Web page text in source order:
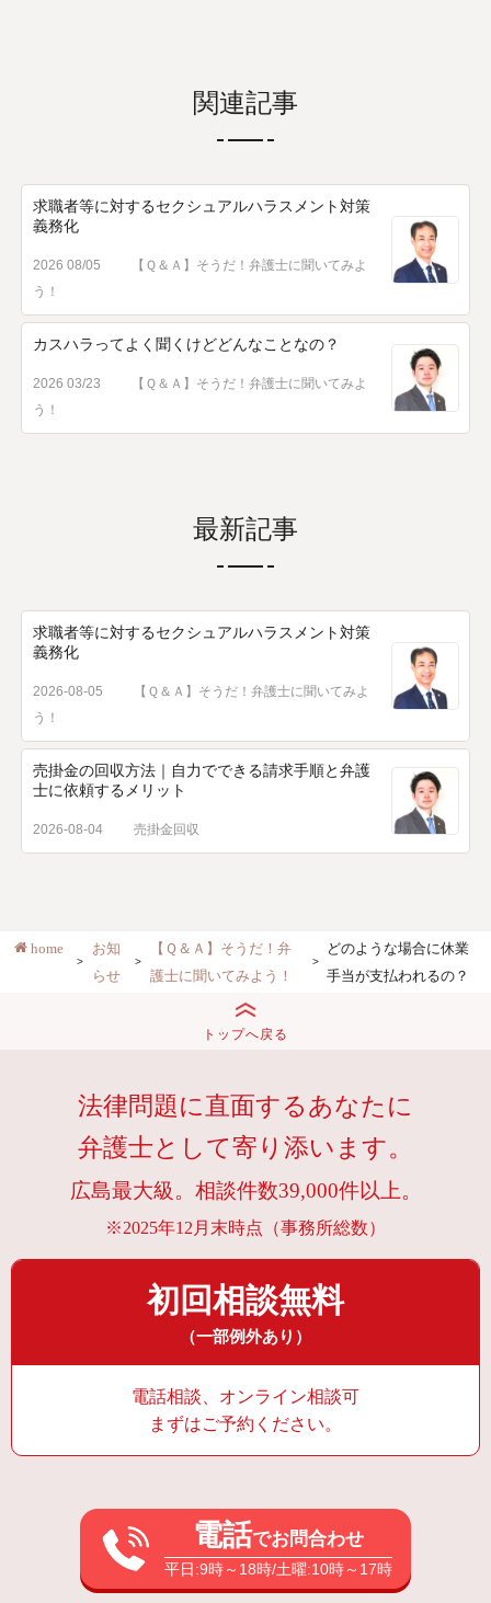
関連記事
求職者等に対するセクシュアルハラスメント対策
義務化
2026 08/05
【Ｑ＆Ａ】そうだ！弁護士に聞いてみよ
う！
カスハラってよく聞くけどどんなことなの？
2026 03/23
【Ｑ＆Ａ】そうだ！弁護士に聞いてみよ
う！
最新記事
求職者等に対するセクシュアルハラスメント対策
義務化
2026-08-05
【Ｑ＆Ａ】そうだ！弁護士に聞いてみよ
う！
売掛金の回収方法｜自力でできる請求手順と弁護
士に依頼するメリット
2026-08-04 売掛金回収
home
お知
らせ
【Ｑ＆Ａ】そうだ！弁
護士に聞いてみよう！
どのような場合に休業
手当が支払われるの？
トップへ戻る
法律問題に直面するあなたに
弁護士として寄り添います。
広島最大級。相談件数39,000件以上。
※2025年12月末時点（事務所総数）
初回相談無料
（一部例外あり）
電話相談、オンライン相談可
まずはご予約ください。
電話でお問合わせ
平日:9時～18時/土曜:10時～17時